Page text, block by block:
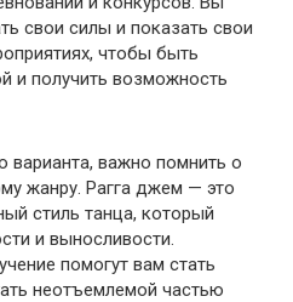
свои силы и показать свои
чтобы быть
и получить возможность
варианта, важно помнить о
жанру. Рагга джем — это
стиль танца, который
и выносливости.
помогут вам стать
неотъемлемой частью